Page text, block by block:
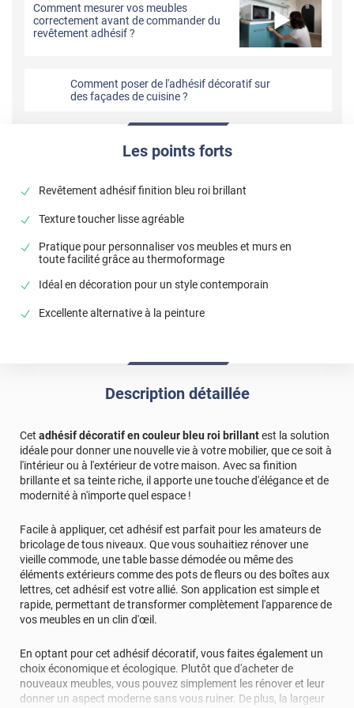
Comment mesurer vos meubles
correctement avant de commander du
revêtement adhésif ?
Comment poser de l'adhésif décoratif sur
des façades de cuisine ?
Les points forts
Revêtement adhésif finition bleu roi brillant
Texture toucher lisse agréable
Pratique pour personnaliser vos meubles et murs en
toute facilité grâce au thermoformage
Idéal en décoration pour un style contemporain
Excellente alternative à la peinture
Description détaillée
Cet adhésif décoratif en couleur bleu roi brillantest la solution
idéale pour donner une nouvelle vie à votre mobilier, que ce soit à
l'intérieur ou à l'extérieur de votre maison. Avec sa finition
brillante et sa teinte riche, il apporte une touche d'élégance et de
modernité à n'importe quel espace !
Facile à appliquer, cet adhésif est parfait pour les amateurs de
bricolage de tous niveaux. Que vous souhaitiez rénover une
vieille commode, une table basse démodée ou même des
éléments extérieurs comme des pots de fleurs ou des boîtes aux
lettres, cet adhésif est votre allié. Son application est simple et
rapide, permettant de transformer complètement l'apparence de
vos meubles en un clin d'œil.
En optant pour cet adhésif décoratif, vous faites également un
choix économique et écologique. Plutôt que d'acheter de
nouveaux meubles, vous pouvez simplement les rénover et leur
donner un aspect moderne sans vous ruiner. De plus, la largeur